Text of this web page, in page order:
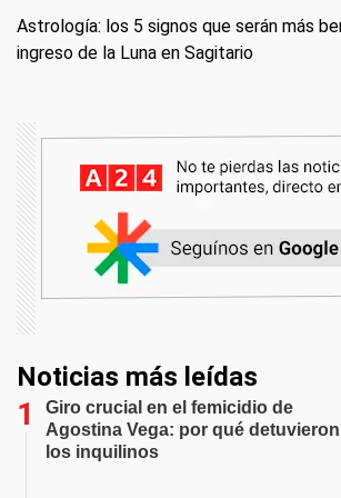
Astrología: los 5 signos que serán más
ingreso de la Luna en Sagitario
Noticias más leídas
Giro crucial en el femicidio de
Agostina Vega: por qué
los inquilinos